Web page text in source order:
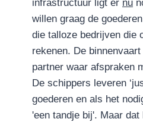
infrastructuur ligt er nu
willen graag de
die talloze bedrijven die
rekenen. De
partner waar afspraken
De schippers leveren
goederen en als het
'een tandje bij'. Maar